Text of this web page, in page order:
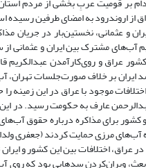
از اروندرود به امضای طرفین
آب‌های مشترک بین ایران و
ایران بر خلاف صورت‌جلسات
موجود با عراق در این زمینه
مرزی حمایت کردند (جعفری ولدانی،